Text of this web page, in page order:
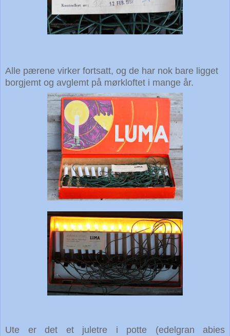
Alle pærene virker fortsatt, og de har nok bare ligget
borgjemt og avglemt på mørkloftet i mange år.
Ute er det et juletre i potte (edelgran abies